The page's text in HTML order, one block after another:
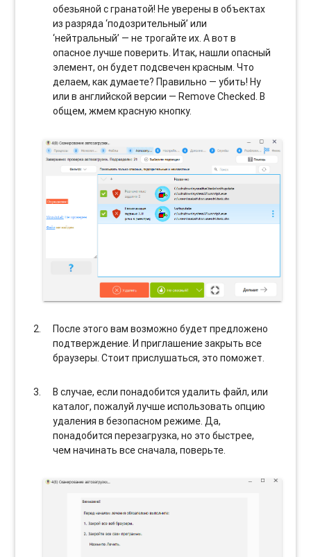
обезьяной с гранатой! Не уверены в объектах
из разряда ‘подозрительный’ или
‘нейтральный’ — не трогайте их. А вот в
опасное лучше поверить. Итак, нашли опасный
элемент, он будет подсвечен красным. Что
делаем, как думаете? Правильно — убить! Ну
или в английской версии — Remove Checked. В
общем, жмем красную кнопку.
После этого вам возможно будет предложено
подтверждение. И приглашение закрыть все
браузеры. Стоит прислушаться, это поможет.
В случае, если понадобится удалить файл, или
каталог, пожалуй лучше использовать опцию
удаления в безопасном режиме. Да,
понадобится перезагрузка, но это быстрее,
чем начинать все сначала, поверьте.